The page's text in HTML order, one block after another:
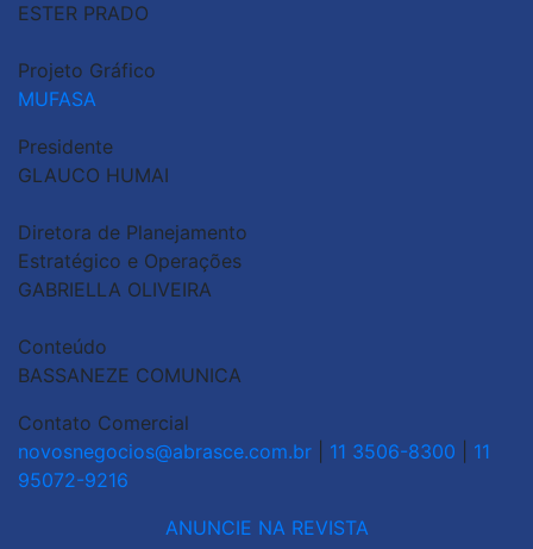
ESTER PRADO
Projeto Gráfico
MUFASA
Presidente
GLAUCO HUMAI
Diretora de Planejamento
Estratégico e Operações
GABRIELLA OLIVEIRA
Conteúdo
BASSANEZE COMUNICA
Contato Comercial
novosnegocios@abrasce.com.br
11 3506-8300
11
95072-9216
ANUNCIE NA REVISTA